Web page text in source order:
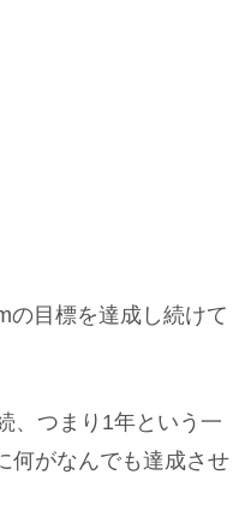
の目標を達成し続けて
、つまり1年という一
何がなんでも達成させ